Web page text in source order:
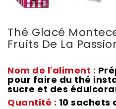
Thé Glacé
Fruits De La
Nom de l'aliment :
pour faire du thé
sucre et des
Quantité : 10 sachets